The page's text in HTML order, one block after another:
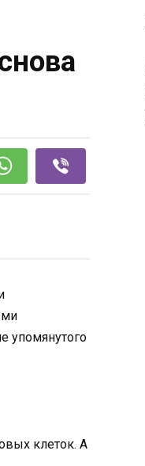
упомянутого
клеток. А